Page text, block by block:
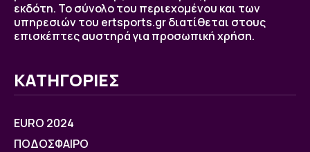
εκδότη. Το σύνολο του περιεχομένου και των
υπηρεσιών του ertsports.gr διατίθεται στους
επισκέπτες αυστηρά για προσωπική χρήση.
ΚΑΤΗΓΟΡΙΕΣ
EURO 2024
ΠΟΔΟΣΦΑΙΡΟ